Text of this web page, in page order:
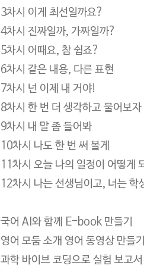
3차시 이게 최선일까요?
4차시 진짜일까, 가짜일까?
5차시 어때요, 참 쉽죠?
6차시 같은 내용, 다른 표현
7차시 넌 이제 내 거야!
8차시 한 번 더 생각하고 물어보자
9차시 내 말 좀 들어봐
10차시 나도 한 번 써 볼게
11차시 오늘 나의 일정이 어떻게
12차시 나는 선생님이고, 너는 학
국어 AI와 함께 E-book 만들기
영어 모둠 소개 영어 동영상 만들
과학 바이브 코딩으로 실험 보고